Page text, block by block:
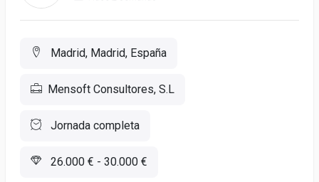
Madrid, Madrid, España
Mensoft Consultores, S.L
Jornada completa
26.000 € - 30.000 €